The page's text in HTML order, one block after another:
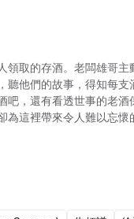
取的存酒。老闆雄哥
他們的故事，得知每
，還有看透世事的老
這裡帶來令人難以忘